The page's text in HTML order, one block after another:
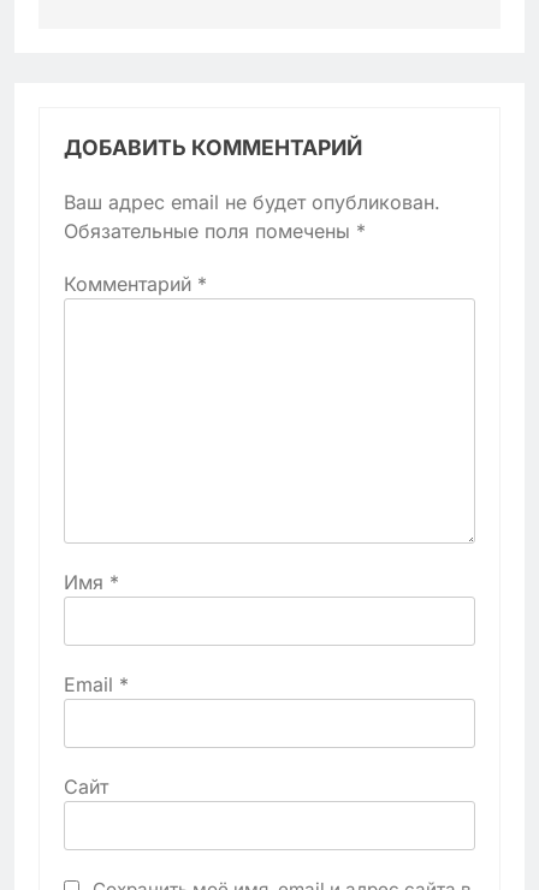
ДОБАВИТЬ КОММЕНТАРИЙ
Ваш адрес email не будет опубликован.
Обязательные поля помечены *
Комментарий *
Имя *
Email *
Сайт